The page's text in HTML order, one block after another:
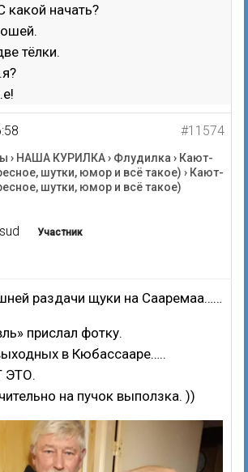
какой начать?
тёлки.
#11574
› НАША КУРИЛКА› Флудилка › Кают-
шутки, юмор и всё такое) › Кают-
шутки, юмор и всё такое)
Участник
раздачи щуки на Сааремаа……
прислал фотку.
в Кюбассааре…..
ЭТО.
на пучок выползка. ))